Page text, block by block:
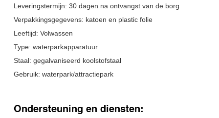
Leveringstermijn: 30 dagen na ontvangst van de borg
Verpakkingsgegevens: katoen en plastic folie
Leeftijd: Volwassen
Type: waterparkapparatuur
Staal: gegalvaniseerd koolstofstaal
Gebruik: waterpark/attractiepark
Ondersteuning en diensten: